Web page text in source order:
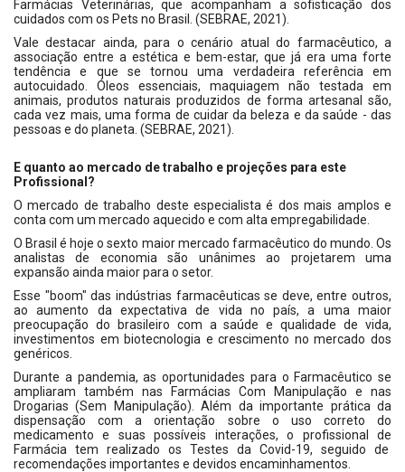
Farmácias Veterinárias, que acompanham a sofisticação dos
cuidados com os Pets no Brasil. (SEBRAE, 2021).
Vale destacar ainda, para o cenário atual do farmacêutico, a
associação entre a estética e bem-estar, que já era uma forte
tendência e que se tornou uma verdadeira referência em
autocuidado. Óleos essenciais, maquiagem não testada em
animais, produtos naturais produzidos de forma artesanal são,
cada vez mais, uma forma de cuidar da beleza e da saúde - das
pessoas e do planeta. (SEBRAE, 2021).
E quanto ao mercado de trabalho e projeções para este
Profissional?
O mercado de trabalho deste especialista é dos mais amplos e
conta com um mercado aquecido e com alta empregabilidade.
O Brasil é hoje o sexto maior mercado farmacêutico do mundo. Os
analistas de economia são unânimes ao projetarem uma
expansão ainda maior para o setor.
Esse "boom" das indústrias farmacêuticas se deve, entre outros,
ao aumento da expectativa de vida no país, a uma maior
preocupação do brasileiro com a saúde e qualidade de vida,
investimentos em biotecnologia e crescimento no mercado dos
genéricos.
Durante a pandemia, as oportunidades para o Farmacêutico se
ampliaram também nas Farmácias Com Manipulação e nas
Drogarias (Sem Manipulação). Além da importante prática da
dispensação com a orientação sobre o uso correto do
medicamento e suas possíveis interações, o profissional de
Farmácia tem realizado os Testes da Covid-19, seguido de
recomendações importantes e devidos encaminhamentos.